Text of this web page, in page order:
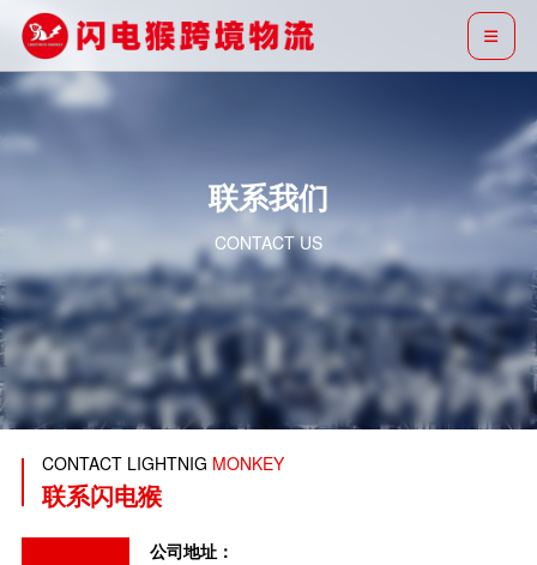
联系我们
CONTACT US
CONTACT LIGHTNIG MONKEY
联系闪电猴
公司地址：